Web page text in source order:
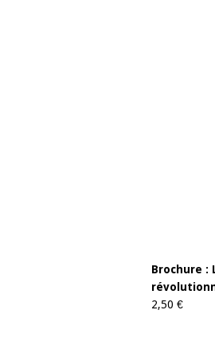
Brochure :
2,50 €